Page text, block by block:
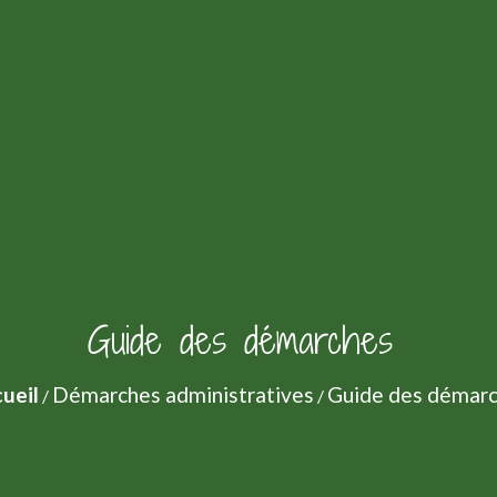
Guide des démarches
/ Démarches administratives / Guide des